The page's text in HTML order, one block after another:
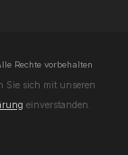
Rechte vorbehalten
Sie sich mit unseren
einverstanden.